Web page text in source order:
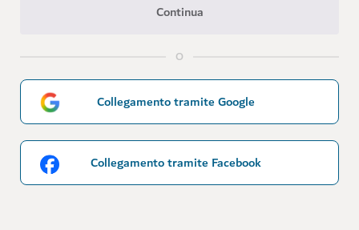
Continua
O
Collegamento tramite Google
Collegamento tramite Facebook